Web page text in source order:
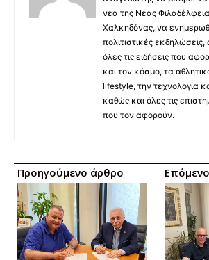
νέα της Νέας
Χαλκηδόνας, να
πολιτιστικές
όλες τις ειδήσεις που
και τον κόσμο, τα
lifestyle, την τεχνολογία
καθώς και όλες τις
που τον αφορούν.
Προηγούμενο άρθρο